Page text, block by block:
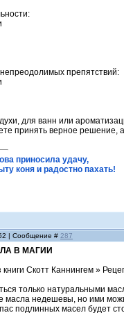
препятствий:
духи, для ванн или
принять верное решение,
приносила удачу,
коня и радостно пахать!
| Сообщение # 287
В МАГИИ
книги Скотт Каннингем »
только натуральными
недешевы, но ими
подлинных масел будет